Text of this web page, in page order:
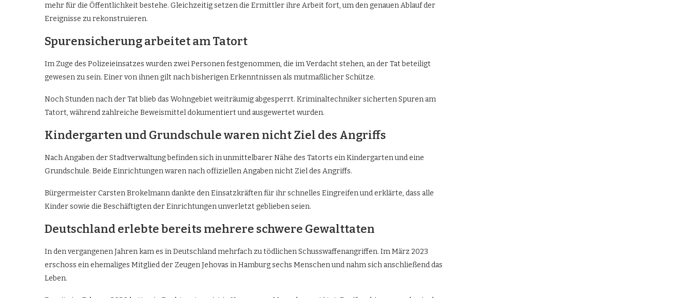
mehr für die Öffentlichkeit bestehe. Gleichzeitig setzen die Ermittler ihre Arbeit fort, um den genauen Ablauf der
Ereignisse zu rekonstruieren.
Spurensicherung arbeitet am Tatort
Im Zuge des Polizeieinsatzes wurden zwei Personen festgenommen, die im Verdacht stehen, an der Tat beteiligt
gewesen zu sein. Einer von ihnen gilt nach bisherigen Erkenntnissen als mutmaßlicher Schütze.
Noch Stunden nach der Tat blieb das Wohngebiet weiträumig abgesperrt. Kriminaltechniker sicherten Spuren am
Tatort, während zahlreiche Beweismittel dokumentiert und ausgewertet wurden.
Kindergarten und Grundschule waren nicht Ziel des Angriffs
Nach Angaben der Stadtverwaltung befinden sich in unmittelbarer Nähe des Tatorts ein Kindergarten und eine
Grundschule. Beide Einrichtungen waren nach offiziellen Angaben nicht Ziel des Angriffs.
Bürgermeister Carsten Brokelmann dankte den Einsatzkräften für ihr schnelles Eingreifen und erklärte, dass alle
Kinder sowie die Beschäftigten der Einrichtungen unverletzt geblieben seien.
Deutschland erlebte bereits mehrere schwere Gewalttaten
In den vergangenen Jahren kam es in Deutschland mehrfach zu tödlichen Schusswaffenangriffen. Im März 2023
erschoss ein ehemaliges Mitglied der Zeugen Jehovas in Hamburg sechs Menschen und nahm sich anschließend das
Leben.